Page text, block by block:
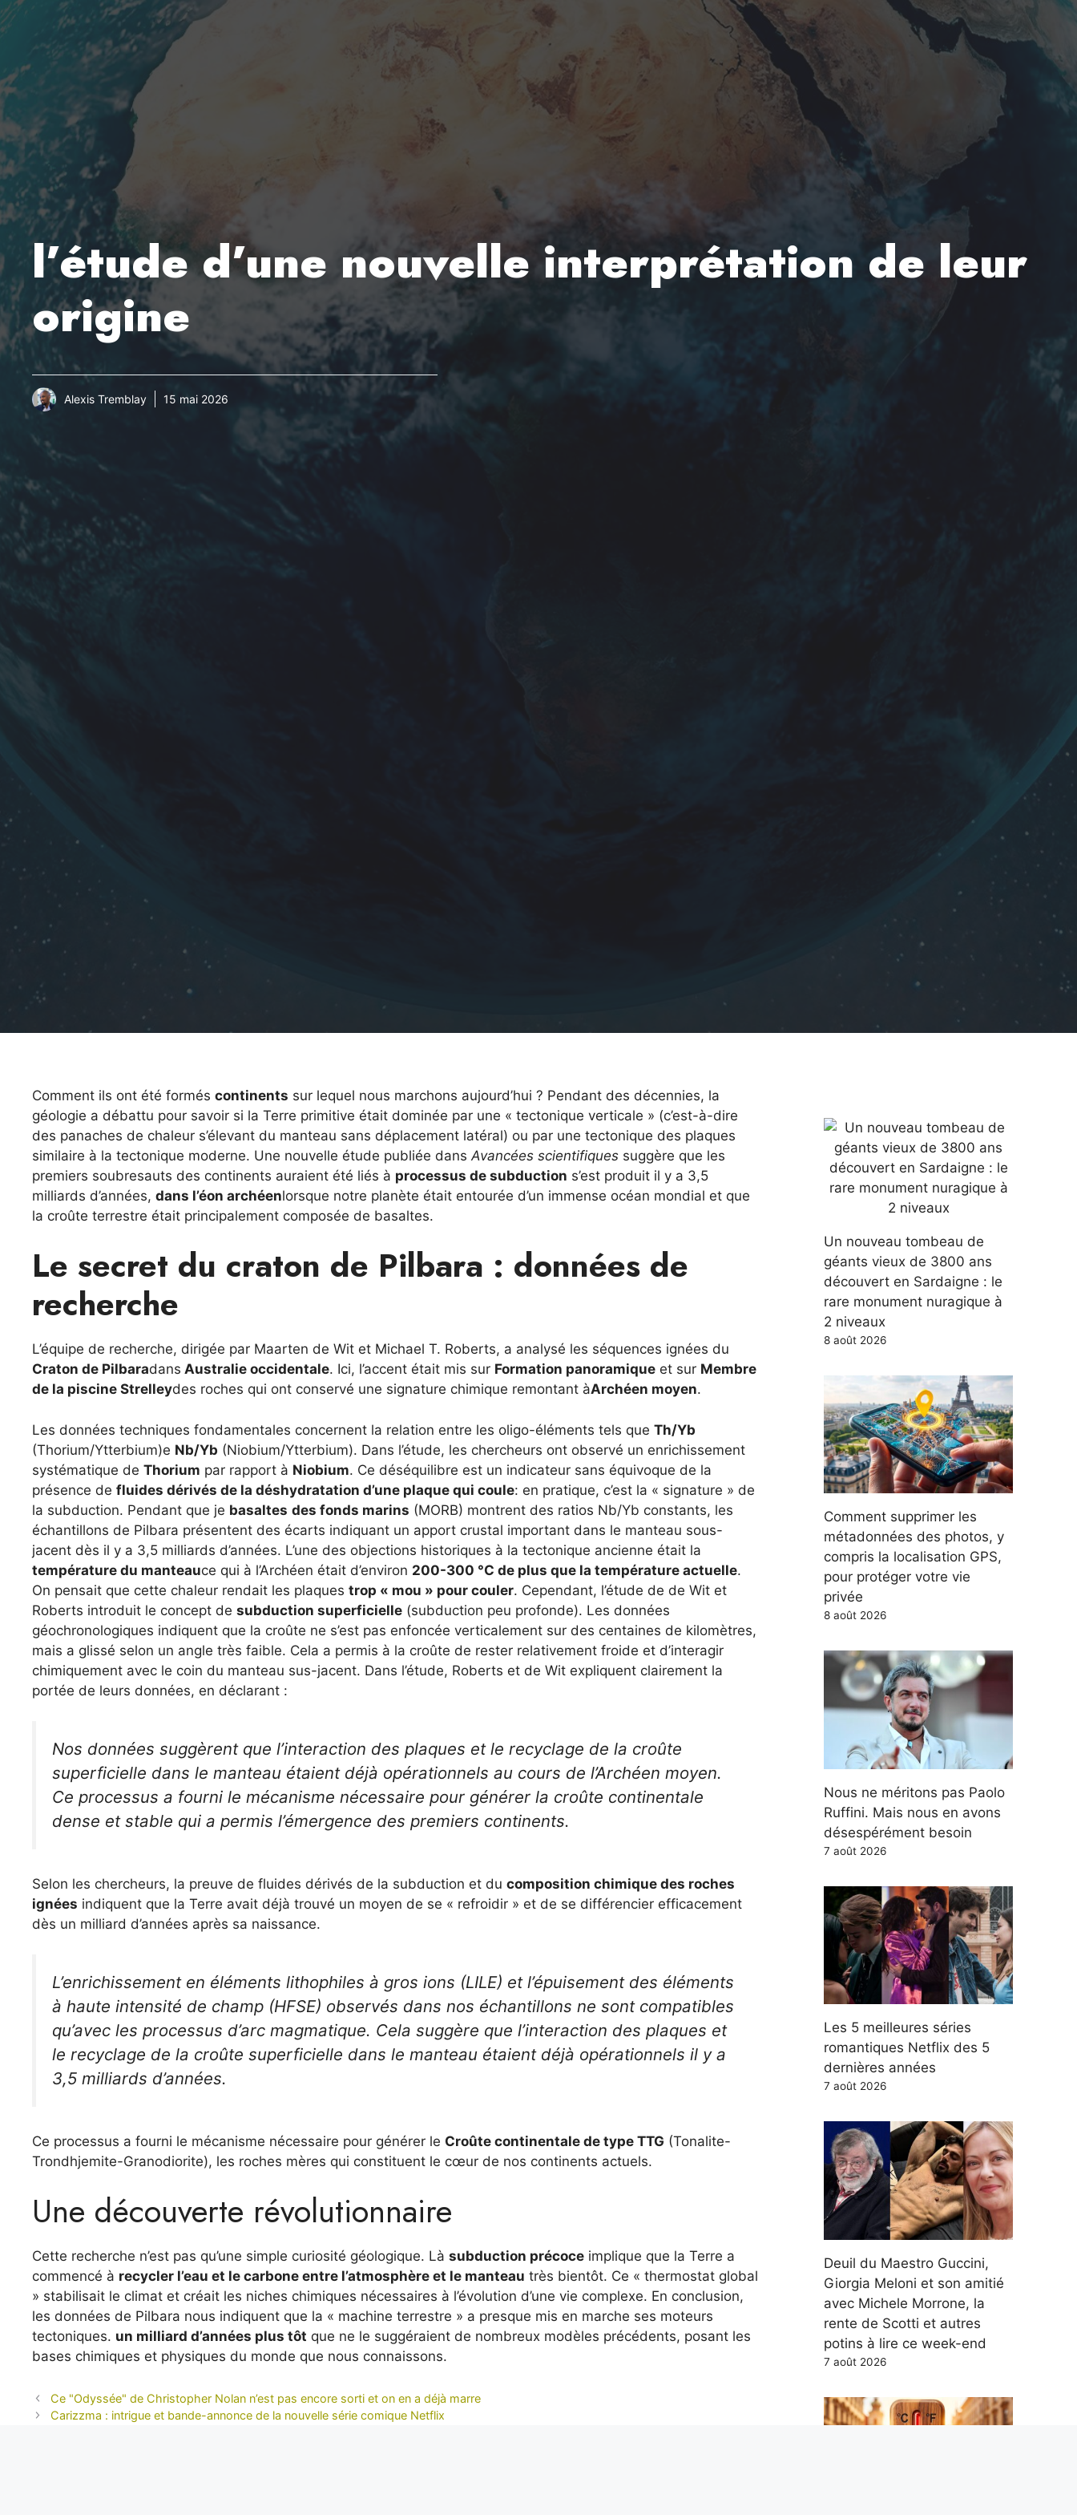
l’étude d’une nouvelle interprétation de leur
origine
Alexis Tremblay 15 mai 2026
Comment ils ont été formés continents sur lequel nous marchons aujourd’hui ? Pendant des décennies, la
géologie a débattu pour savoir si la Terre primitive était dominée par une « tectonique verticale » (c’est-à-dire
des panaches de chaleur s’élevant du manteau sans déplacement latéral) ou par une tectonique des plaques
similaire à la tectonique moderne. Une nouvelle étude publiée dans Avancées scientifiques suggère que les
premiers soubresauts des continents auraient été liés à processus de subduction s’est produit il y a 3,5
milliards d’années, dans l’éon archéenlorsque notre planète était entourée d’un immense océan mondial et que
la croûte terrestre était principalement composée de basaltes.
Le secret du craton de Pilbara : données de
recherche
L’équipe de recherche, dirigée par Maarten de Wit et Michael T. Roberts, a analysé les séquences ignées du
Craton de Pilbaradans Australie occidentale. Ici, l’accent était mis sur Formation panoramique et sur Membre
de la piscine Strelleydes roches qui ont conservé une signature chimique remontant àArchéen moyen.
Les données techniques fondamentales concernent la relation entre les oligo-éléments tels que Th/Yb
(Thorium/Ytterbium)e Nb/Yb (Niobium/Ytterbium). Dans l’étude, les chercheurs ont observé un enrichissement
systématique de Thorium par rapport à Niobium. Ce déséquilibre est un indicateur sans équivoque de la
présence de fluides dérivés de la déshydratation d’une plaque qui coule: en pratique, c’est la « signature » de
la subduction. Pendant que je basaltes des fonds marins (MORB) montrent des ratios Nb/Yb constants, les
échantillons de Pilbara présentent des écarts indiquant un apport crustal important dans le manteau sous-
jacent dès il y a 3,5 milliards d’années. L’une des objections historiques à la tectonique ancienne était la
température du manteauce qui à l’Archéen était d’environ 200-300 °C de plus que la température actuelle.
On pensait que cette chaleur rendait les plaques trop « mou » pour couler. Cependant, l’étude de de Wit et
Roberts introduit le concept de subduction superficielle (subduction peu profonde). Les données
géochronologiques indiquent que la croûte ne s’est pas enfoncée verticalement sur des centaines de kilomètres,
mais a glissé selon un angle très faible. Cela a permis à la croûte de rester relativement froide et d’interagir
chimiquement avec le coin du manteau sus-jacent. Dans l’étude, Roberts et de Wit expliquent clairement la
portée de leurs données, en déclarant :
Nos données suggèrent que l’interaction des plaques et le recyclage de la croûte
superficielle dans le manteau étaient déjà opérationnels au cours de l’Archéen moyen.
Ce processus a fourni le mécanisme nécessaire pour générer la croûte continentale
dense et stable qui a permis l’émergence des premiers continents.
Selon les chercheurs, la preuve de fluides dérivés de la subduction et du composition chimique des roches
ignées indiquent que la Terre avait déjà trouvé un moyen de se « refroidir » et de se différencier efficacement
dès un milliard d’années après sa naissance.
L’enrichissement en éléments lithophiles à gros ions (LILE) et l’épuisement des éléments
à haute intensité de champ (HFSE) observés dans nos échantillons ne sont compatibles
qu’avec les processus d’arc magmatique. Cela suggère que l’interaction des plaques et
le recyclage de la croûte superficielle dans le manteau étaient déjà opérationnels il y a
3,5 milliards d’années.
Ce processus a fourni le mécanisme nécessaire pour générer le Croûte continentale de type TTG (Tonalite-
Trondhjemite-Granodiorite), les roches mères qui constituent le cœur de nos continents actuels.
Une découverte révolutionnaire
Cette recherche n’est pas qu’une simple curiosité géologique. Là subduction précoce implique que la Terre a
commencé à recycler l’eau et le carbone entre l’atmosphère et le manteau très bientôt. Ce « thermostat global
» stabilisait le climat et créait les niches chimiques nécessaires à l’évolution d’une vie complexe. En conclusion,
les données de Pilbara nous indiquent que la « machine terrestre » a presque mis en marche ses moteurs
tectoniques. un milliard d’années plus tôt que ne le suggéraient de nombreux modèles précédents, posant les
bases chimiques et physiques du monde que nous connaissons.
Ce "Odyssée" de Christopher Nolan n’est pas encore sorti et on en a déjà marre
Carizzma : intrigue et bande-annonce de la nouvelle série comique Netflix
Un nouveau tombeau de
géants vieux de 3800 ans
découvert en Sardaigne : le
rare monument nuragique à
2 niveaux
8 août 2026
Comment supprimer les
métadonnées des photos, y
compris la localisation GPS,
pour protéger votre vie
privée
8 août 2026
Nous ne méritons pas Paolo
Ruffini. Mais nous en avons
désespérément besoin
7 août 2026
Les 5 meilleures séries
romantiques Netflix des 5
dernières années
7 août 2026
Deuil du Maestro Guccini,
Giorgia Meloni et son amitié
avec Michele Morrone, la
rente de Scotti et autres
potins à lire ce week-end
7 août 2026